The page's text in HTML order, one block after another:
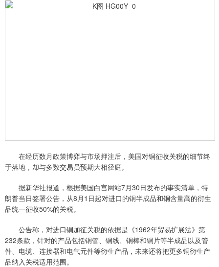
在经历数月政策博弈与市场押注后，美国对铜征收关税的细节终
于落地，却与多数交易员预期大相径庭。
据新华社报道，根据美国白宫网站7月30日发布的事实清单，特
朗普当日签署公告，从8月1日起对进口的铜半成品和铜含量高的衍生
品统一征收50%的关税。
公告称，对进口铜加征关税的依据是《1962年贸易扩展法》第
232条款，针对的产品包括铜管、铜线、铜棒和铜片等半成品以及管
件、电缆、连接器和电气元件等衍生产品，未来还将把更多铜衍生产
品纳入关税适用范围。